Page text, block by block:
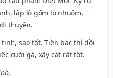
lập lò gốm lò nhuộm,
thuyền.
tinh, sao tốt. Tiền bạc thì dồi
cưới gả, xây cất rất tốt.